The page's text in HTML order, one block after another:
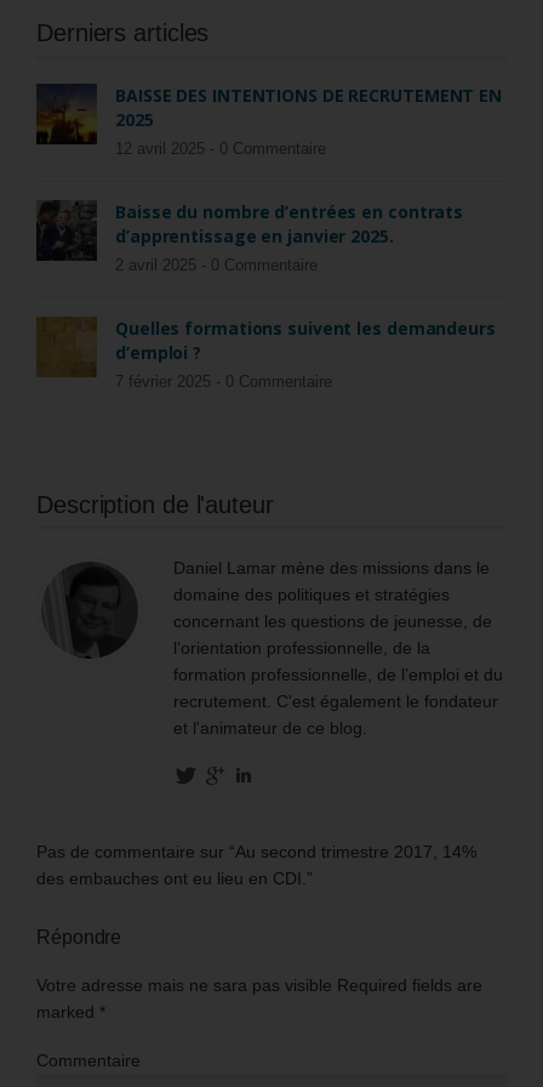
Derniers articles
BAISSE DES INTENTIONS DE RECRUTEMENT EN
2025
12 avril 2025 - 0 Commentaire
Baisse du nombre d’entrées en contrats
d’apprentissage en janvier 2025.
2 avril 2025 - 0 Commentaire
Quelles formations suivent les demandeurs
d’emploi ?
7 février 2025 - 0 Commentaire
Description de l'auteur
Daniel Lamar mène des missions dans le
domaine des politiques et stratégies
concernant les questions de jeunesse, de
l’orientation professionnelle, de la
formation professionnelle, de l’emploi et du
recrutement. C'est également le fondateur
et l'animateur de ce blog.
Pas de commentaire sur “Au second trimestre 2017, 14%
des embauches ont eu lieu en CDI.”
Répondre
Votre adresse mais ne sara pas visible Required fields are
marked *
Commentaire